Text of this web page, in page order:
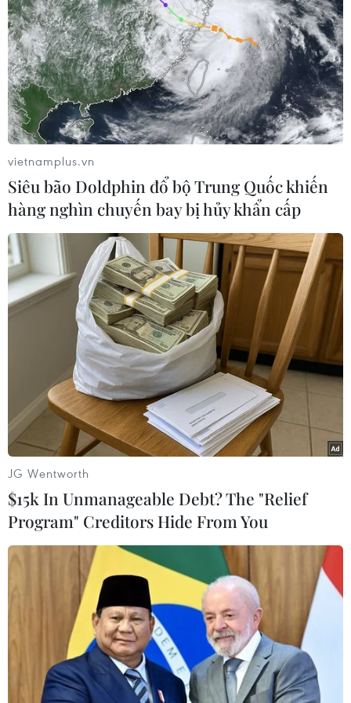
CMA CGM đã thông báo tạm ngừng vận chuyển hàng
hóa đến và đi từ Nga, có hiệu lực đối với các khu vực
bao gồm Baltics, Biển Đen và Viễn Đông Nga.
"Gã khổng lồ" Microsoft ngừng bán sản
phẩm và dịch vụ tại Nga
05/03/2022 00:43
Microsoft Corp ngày 4/3 tiếp bước Apple Inc, Nike và
Dell Technologies trở thành công ty phương Tây mới
nhất "cắt đứt" hoạt động với Nga sau khi nước này triển
khai chiến dịch đặc biệt tại Ukraine.
vietnamplus.vn
Siêu bão Doldphin đổ bộ Trung Quốc khiến
hàng nghìn chuyến bay bị hủy khẩn cấp
JG Wentworth
$15k In Unmanageable Debt? The "Relief
Program" Creditors Hide From You